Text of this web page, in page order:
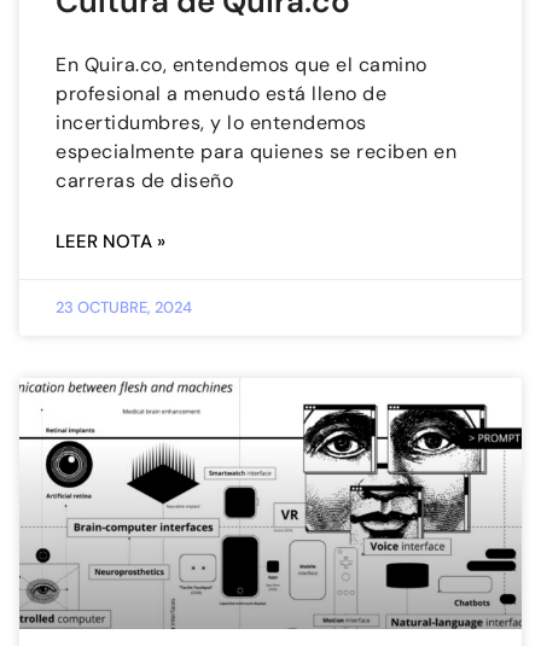
En Quira.co, entendemos que el camino
profesional a menudo está lleno de
incertidumbres, y lo entendemos
especialmente para quienes se reciben en
carreras de diseño
LEER NOTA »
23 OCTUBRE, 2024